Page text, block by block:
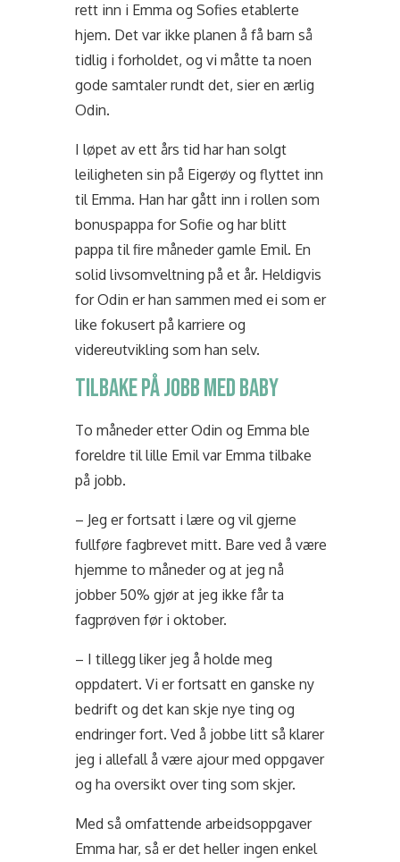
rett inn i Emma og Sofies etablerte
hjem. Det var ikke planen å få barn så
tidlig i forholdet, og vi måtte ta noen
gode samtaler rundt det, sier en ærlig
Odin.
I løpet av ett års tid har han solgt
leiligheten sin på Eigerøy og flyttet inn
til Emma. Han har gått inn i rollen som
bonuspappa for Sofie og har blitt
pappa til fire måneder gamle Emil. En
solid livsomveltning på et år. Heldigvis
for Odin er han sammen med ei som er
like fokusert på karriere og
videreutvikling som han selv.
TILBAKE PÅ JOBB MED BABY
To måneder etter Odin og Emma ble
foreldre til lille Emil var Emma tilbake
på jobb.
– Jeg er fortsatt i lære og vil gjerne
fullføre fagbrevet mitt. Bare ved å være
hjemme to måneder og at jeg nå
jobber 50% gjør at jeg ikke får ta
fagprøven før i oktober.
– I tillegg liker jeg å holde meg
oppdatert. Vi er fortsatt en ganske ny
bedrift og det kan skje nye ting og
endringer fort. Ved å jobbe litt så klarer
jeg i allefall å være ajour med oppgaver
og ha oversikt over ting som skjer.
Med så omfattende arbeidsoppgaver
Emma har, så er det heller ingen enkel